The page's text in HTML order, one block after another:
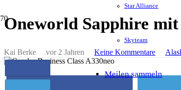
Star Alliance
Skyteam
Meilen sammeln
Oneworld Sapphire
Kai Berke vor 2 Jahren Keine Kommentare